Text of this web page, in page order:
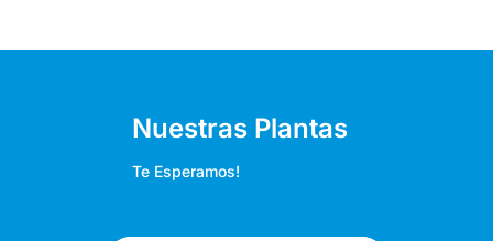
Nuestras Plantas
Te Esperamos!